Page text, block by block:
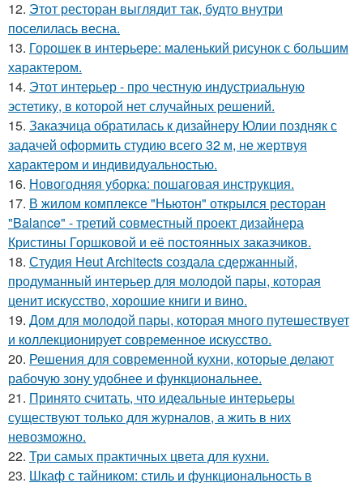
12. Этот ресторан выглядит так, будто внутри
поселилась весна.
13. Горошек в интерьере: маленький рисунок с большим
характером.
14. Этот интерьер - про честную индустриальную
эстетику, в которой нет случайных решений.
15. Заказчица обратилась к дизайнеру Юлии поздняк с
задачей оформить студию всего 32 м, не жертвуя
характером и индивидуальностью.
16. Новогодняя уборка: пошаговая инструкция.
17. В жилом комплексе "Ньютон" открылся ресторан
"Balance" - третий совместный проект дизайнера
Кристины Горшковой и её постоянных заказчиков.
18. Студия Heut Architects создала сдержанный,
продуманный интерьер для молодой пары, которая
ценит искусство, хорошие книги и вино.
19. Дом для молодой пары, которая много путешествует
и коллекционирует современное искусство.
20. Решения для современной кухни, которые делают
рабочую зону удобнее и функциональнее.
21. Принято считать, что идеальные интерьеры
существуют только для журналов, а жить в них
невозможно.
22. Три самых практичных цвета для кухни.
23. Шкаф с тайником: стиль и функциональность в